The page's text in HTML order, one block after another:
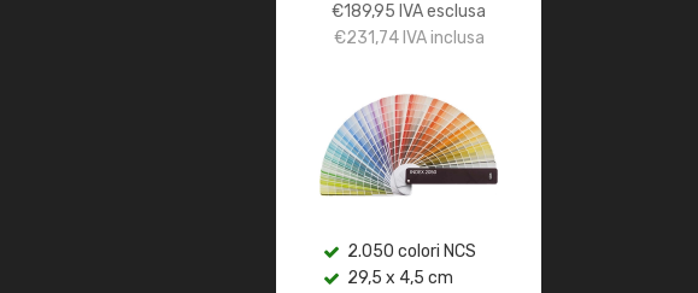
€189,95 IVA esclusa
€231,74IVA inclusa
2.050 colori NCS
29,5 x 4,5 cm